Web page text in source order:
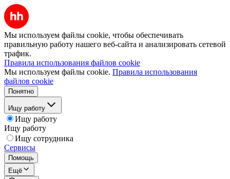
Мы используем файлы cookie, чтобы обеспечивать
правильную работу нашего веб-сайта и анализировать сетевой
трафик.
Правила использования файлов cookie
Мы используем файлы cookie. Правила использования
файлов cookie
Понятно
Ищу работу
Ищу работу
Ищу работу
Ищу сотрудника
Сервисы
Помощь
Ещё